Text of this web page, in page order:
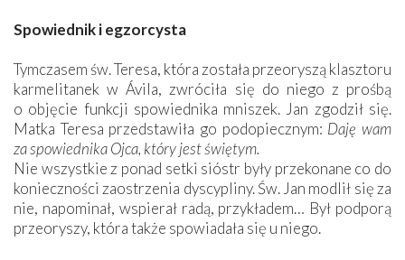
Spowiednik i egzorcysta
Tymczasem św. Teresa, która została przeoryszą klasztoru
karmelitanek w Ávila, zwróciła się do niego z prośbą
o objęcie funkcji spowiednika mniszek. Jan zgodził się.
Matka Teresa przedstawiła go podopiecznym: Daję wam
za spowiednika Ojca, który jest świętym.
Nie wszystkie z ponad setki sióstr były przekonane co do
konieczności zaostrzenia dyscypliny. Św. Jan modlił się za
nie, napominał, wspierał radą, przykładem… Był podporą
przeoryszy, która także spowiadała się u niego.